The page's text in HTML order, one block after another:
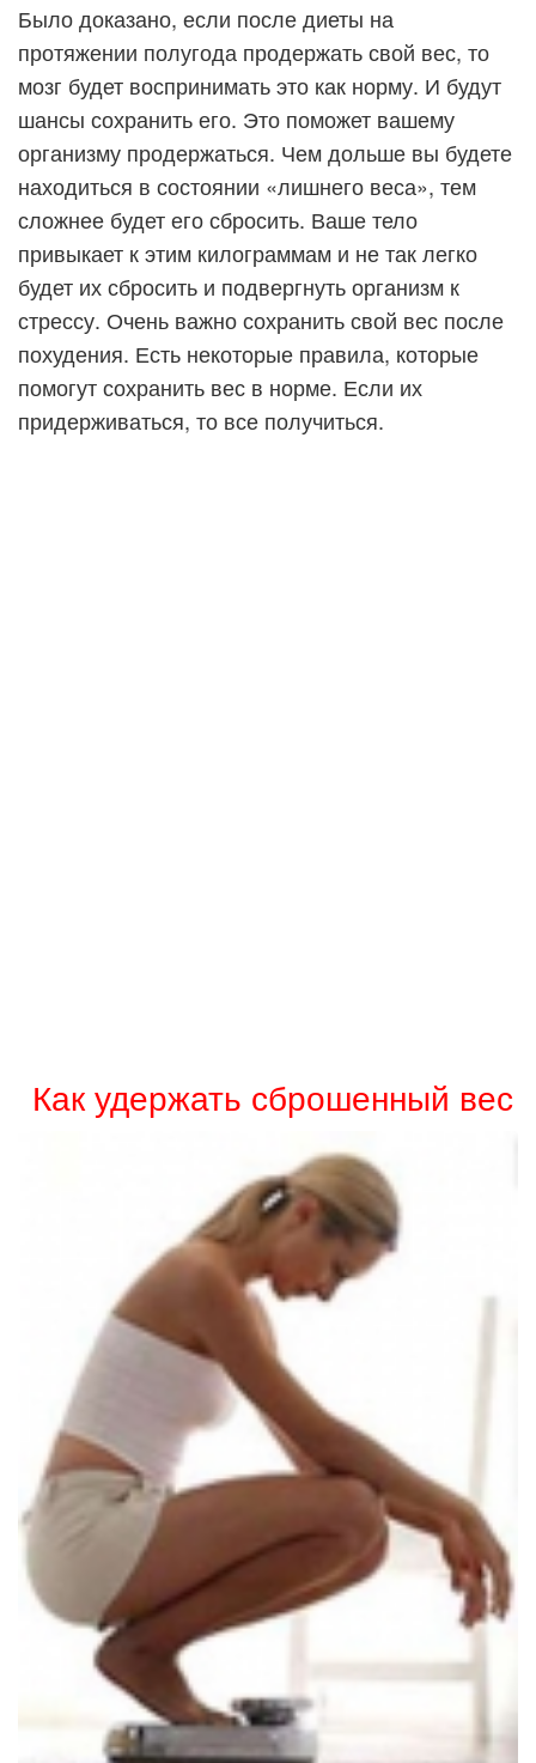
Было доказано, если после диеты на
протяжении полугода продержать свой вес, то
мозг будет воспринимать это как норму. И будут
шансы сохранить его. Это поможет вашему
организму продержаться. Чем дольше вы будете
находиться в состоянии «лишнего веса», тем
сложнее будет его сбросить. Ваше тело
привыкает к этим килограммам и не так легко
будет их сбросить и подвергнуть организм к
стрессу. Очень важно сохранить свой вес после
похудения. Есть некоторые правила, которые
помогут сохранить вес в норме. Если их
придерживаться, то все получиться.
Как удержать сброшенный вес